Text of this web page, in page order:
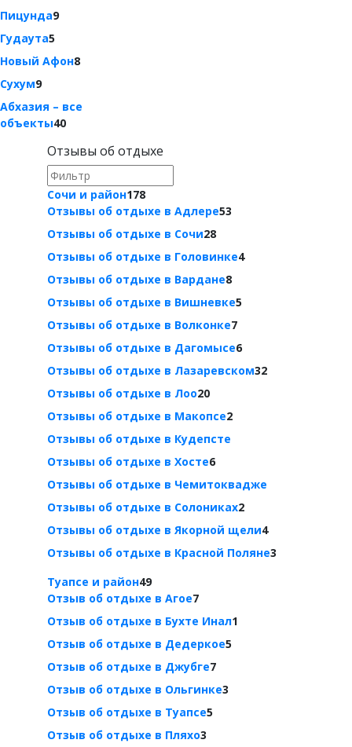
Пицунда9
Гудаута5
Новый Афон8
Сухум9
Абхазия – все
объекты40
Отзывы об отдыхе
Сочи и район178
Отзывы об отдыхе в Адлере53
Отзывы об отдыхе в Сочи28
Отзывы об отдыхе в Головинке4
Отзывы об отдыхе в Вардане8
Отзывы об отдыхе в Вишневке5
Отзывы об отдыхе в Волконке7
Отзывы об отдыхе в Дагомысе6
Отзывы об отдыхе в Лазаревском32
Отзывы об отдыхе в Лоо20
Отзывы об отдыхе в Макопсе2
Отзывы об отдыхе в Кудепсте
Отзывы об отдыхе в Хосте6
Отзывы об отдыхе в Чемитоквадже
Отзывы об отдыхе в Солониках2
Отзывы об отдыхе в Якорной щели4
Отзывы об отдыхе в Красной Поляне3
Туапсе и район49
Отзыв об отдыхе в Агое7
Отзыв об отдыхе в Бухте Инал1
Отзыв об отдыхе в Дедеркое5
Отзыв об отдыхе в Джубге7
Отзыв об отдыхе в Ольгинке3
Отзыв об отдыхе в Туапсе5
Отзыв об отдыхе в Пляхо3